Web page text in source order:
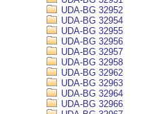
UDA-BG 32952
UDA-BG 32954
UDA-BG 32955
UDA-BG 32956
UDA-BG 32957
UDA-BG 32958
UDA-BG 32962
UDA-BG 32963
UDA-BG 32964
UDA-BG 32966